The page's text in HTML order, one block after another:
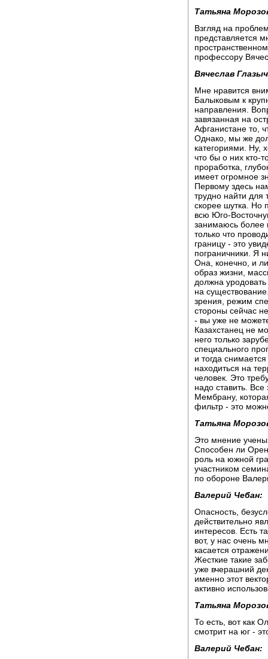
Татьяна
Взгляд на
представляется
профессору
Вячеслав
Мне нравится
Балыковым к
направления.
завязанная на
Афганистане то,
Однако, мы же
категориями. Ну,
что бы о них кто-
проработка,
имеет огромное
Первому здесь
трудно найти
скорее шутка. Но
всю Юго-
занимаюсь более
только что
границу - это
пограничники. Я
Она, конечно, и
образ жизни,
должна
на
зрения, режим
стороны сейчас
- вы уже не
Казахстанец не
него только
специального
и тогда
находиться на
человек. Это
надо ставить. Все
Мембрану,
фильтр - это
Татьяна
Это мнение
Способен ли
роль на южной
участником
по обороне
Валерий Чебан:
Опасность,
действительно
интересов. Есть
вот, у нас очень
касается
Жесткие такие
уже вчерашний
именно этот
активно
Татьяна
То есть, вот как
смотрит на юг -
Валерий Чебан: